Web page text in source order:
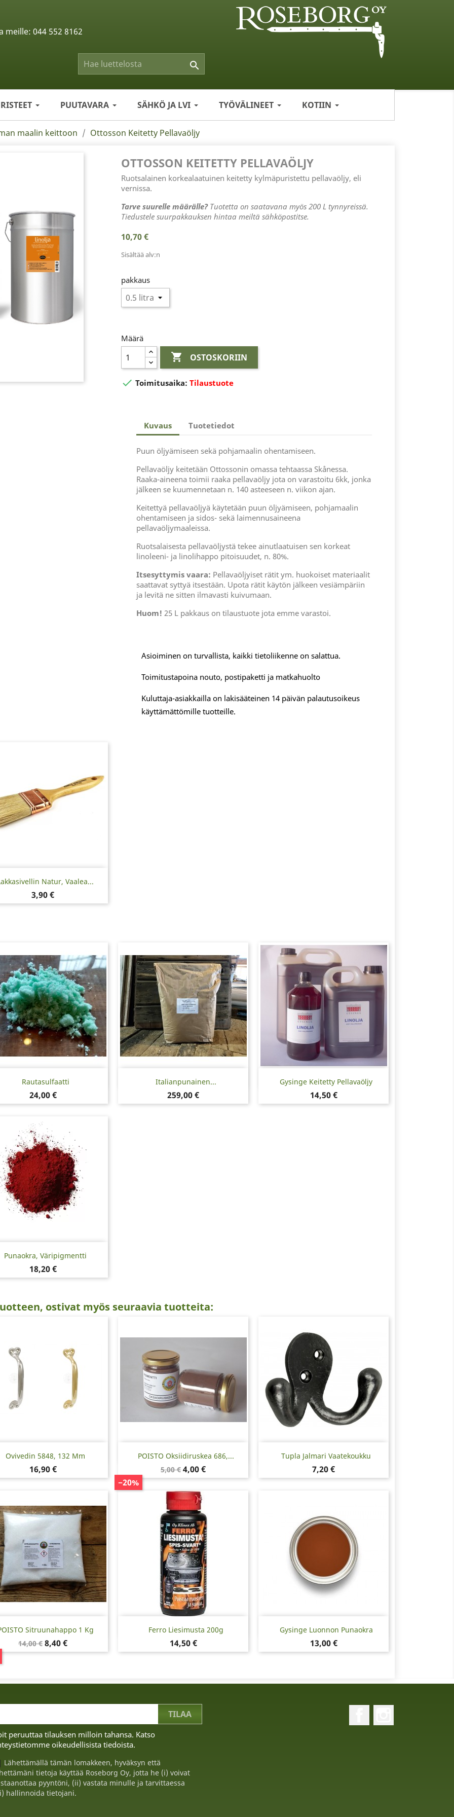

PUUTAVARA SÄHKÖ JA LVI TYÖVÄLINEET KOTIIN
meille: 044 552 8162
maalin keittoon Ottosson Keitetty Pellavaöljy
OTTOSSON KEITETTY PELLAVAÖLJY
Ruotsalainen korkealaatuinen keitetty kylmäpuristettu pellavaöljy, eli
vernissa.
Tarve suurelle määrälle?Tuotetta on saatavana myös 200 L tynnyreissä.
Tiedustele suurpakkauksen hintaa meiltä sähköpostitse.
10,70 €
Sisältää alv:n
pakkaus
Määrä
 OSTOSKORIIN
 Toimitusaika: Tilaustuote
Kuvaus Tuotetiedot
Puun öljyämiseen sekä pohjamaalin ohentamiseen.
Pellavaöljy keitetään Ottossonin omassa tehtaassa Skånessa.
Raaka-aineena toimii raaka pellavaöljy jota on varastoitu 6kk, jonka
jälkeen se kuumennetaan n. 140 asteeseen n. viikon ajan.
Keitettyä pellavaöljyä käytetään puun öljyämiseen, pohjamaalin
ohentamiseen ja sidos- sekä laimennusaineena
pellavaöljymaaleissa.
Ruotsalaisesta pellavaöljystä tekee ainutlaatuisen sen korkeat
linoleeni- ja linolihappo pitoisuudet, n. 80%.
Itsesyttymis vaara: Pellavaöljyiset rätit ym. huokoiset materiaalit
saattavat syttyä itsestään. Upota rätit käytön jälkeen vesiämpäriin
ja levitä ne sitten ilmavasti kuivumaan.
Huom! 25 L pakkaus on tilaustuote jota emme varastoi.
Asioiminen on turvallista, kaikki tietoliikenne on salattua.
Toimitustapoina nouto, postipaketti ja matkahuolto
Kuluttaja-asiakkailla on lakisääteinen 14 päivän palautusoikeus
käyttämättömille tuotteille.
Natur, Vaalea...
Hinta
3,90 €
Pikakatselu
Rautasulfaatti
Hinta
24,00 €
Pikakatselu Italianpunainen...
Hinta
259,00 €
Pikakatselu Gysinge Keitetty Pellavaöljy
Hinta
14,50 €
 Pikakatselu
Punaokra, Väripigmentti
Hinta
18,20 €
Pikakatselu
ostivat myös seuraavia tuotteita:
Ovivedin 5848, 132 Mm
Hinta
16,90 €
Pikakatselu POISTO Oksiidiruskea 686,...
Normaalihinta
5,00 €
−20%
Hinta
4,00 €
Pikakatselu Tupla Jalmari Vaatekoukku
Hinta
7,20 €
Pikakatselu
Sitruunahappo 1 Kg
Normaalihinta
14,00 € Hinta
8,40 €
Pikakatselu Ferro Liesimusta 200g
Hinta
14,50 €
 Pikakatselu Gysinge Luonnon Punaokra
Hinta
13,00 €
 Pikakatselu
peruuttaa tilauksen milloin tahansa. Katso
oikeudellisista tiedoista.
Lähettämällä tämän lomakkeen, hyväksyn että
tietoja käyttää Roseborg Oy, jotta he (i) voivat
pyyntöni, (ii) vastata minulle ja tarvittaessa
hallinnoida tietojani.